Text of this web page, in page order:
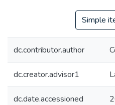
Simple
dc.contributor.author
dc.creator.advisor1
dc.date.accessioned